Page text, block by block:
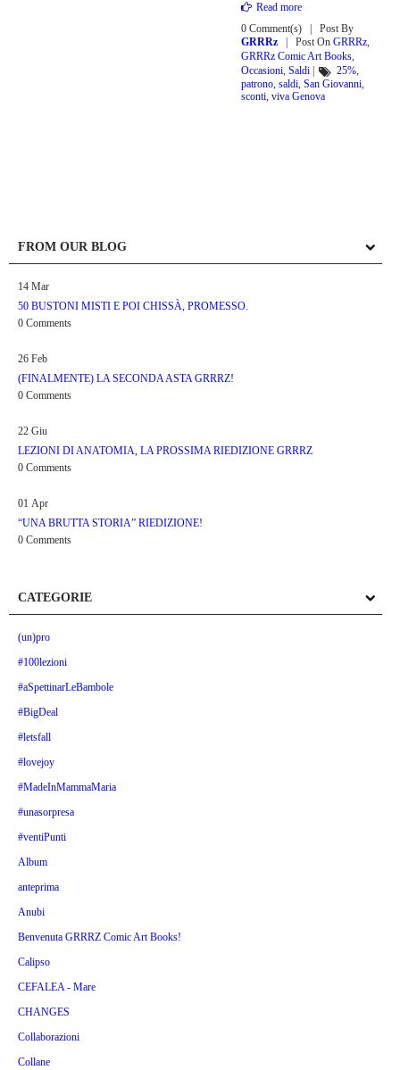
Read more
0 Comment(s)
Post By
GRRRz
Post On GRRRz,
GRRRz Comic Art Books,
Occasioni, Saldi 25%,
patrono, saldi, San Giovanni,
sconti, viva Genova
FROM OUR BLOG
14 Mar
50 BUSTONI MISTI E POI CHISSÀ, PROMESSO.
0 Comments
26 Feb
(FINALMENTE) LA SECONDA ASTA GRRRZ!
0 Comments
22 Giu
LEZIONI DI ANATOMIA, LA PROSSIMA RIEDIZIONE GRRRZ
0 Comments
01 Apr
“UNA BRUTTA STORIA” RIEDIZIONE!
0 Comments
CATEGORIE
(un)pro
#100lezioni
#aSpettinarLeBambole
#BigDeal
#letsfall
#lovejoy
#MadeInMammaMaria
#unasorpresa
#ventiPunti
Album
anteprima
Anubi
Benvenuta GRRRZ Comic Art Books!
Calipso
CEFALEA - Mare
CHANGES
Collaborazioni
Collane